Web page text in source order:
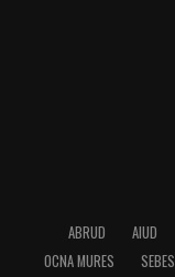
ABRUD AIUD
OCNA MURES
SEBES